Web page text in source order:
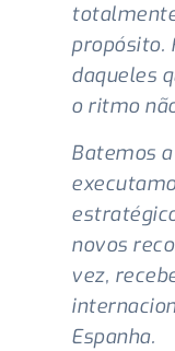
propósito.
daqueles
o ritmo
Batemos
novos
vez,
Espanha.